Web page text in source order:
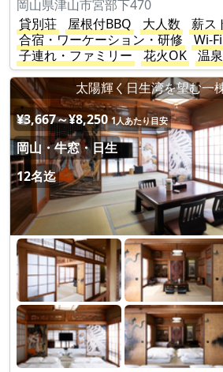
岡山県津山市宮部下470
貸別荘
屋根付BBQ 大人数
薪ス
合宿・ワーケーション・研修
Wi-Fi
子連れ・ファミリー
花火OK
温
太陽輝く日生湾を望む一
¥3,667～¥8,250 1人あたり目安
岡山・牛窓・日生
12名迄